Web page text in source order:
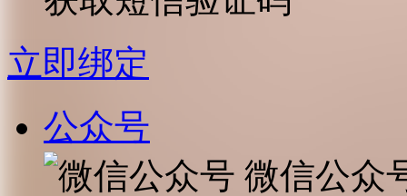
立即绑定
公众号
微信公众